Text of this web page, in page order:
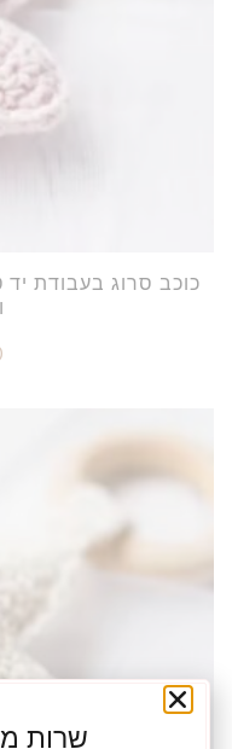
כוכב סרוג בעבודת
שרות